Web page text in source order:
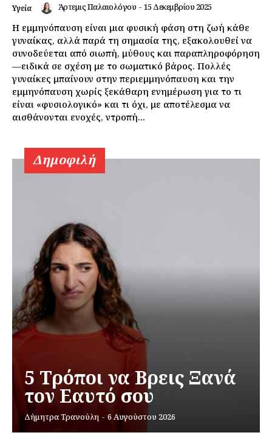
Εγγραφείτε τώρα!
Υγεία Άρτεμις Παλαιολόγου - 15 Δεκεμβρίου 2025
Η εμμηνόπαυση είναι μια φυσική φάση στη ζωή κάθε
γυναίκας, αλλά παρά τη σημασία της, εξακολουθεί να
συνοδεύεται από σιωπή, μύθους και παραπληροφόρηση
—ειδικά σε σχέση με το σωματικό βάρος. Πολλές
γυναίκες μπαίνουν στην περιεμμηνόπαυση και την
εμμηνόπαυση χωρίς ξεκάθαρη ενημέρωση για το τι
είναι «φυσιολογικό» και τι όχι, με αποτέλεσμα να
αισθάνονται ενοχές, ντροπή...
Δημοφιλή
5 Τρόποι να Βρεις Ξανά
τον Εαυτό σου
Δήμητρα Τρανούλη - 6 Αυγούστου 2026